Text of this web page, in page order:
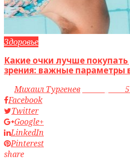
Здоровье
Какие очки лучше
зрения: важные параметры
byМихаил Тургенев
Facebook
Twitter
Google+
LinkedIn
Pinterest
share